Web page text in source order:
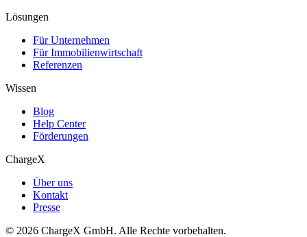
Lösungen
Für Unternehmen
Für Immobilienwirtschaft
Referenzen
Wissen
Blog
Help Center
Förderungen
ChargeX
Über uns
Kontakt
Presse
© 2026 ChargeX GmbH. Alle Rechte vorbehalten.